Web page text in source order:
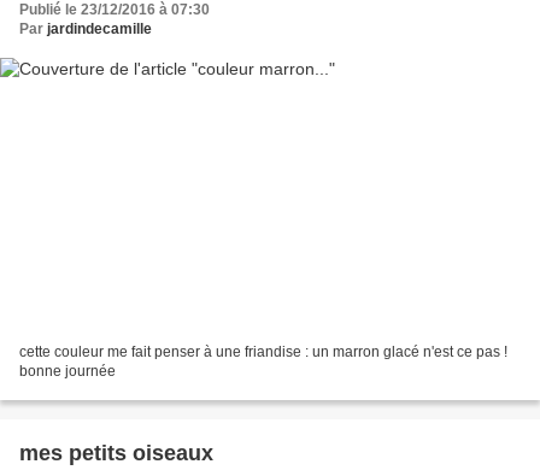
Publié le 23/12/2016 à 07:30
Par jardindecamille
cette couleur me fait penser à une friandise : un marron glacé n'est ce pas !
bonne journée
mes petits oiseaux